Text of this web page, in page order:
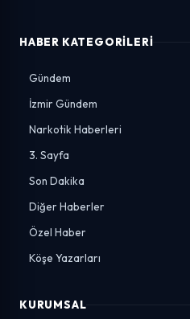
HABER KATEGORILERI
Gündem
İzmir Gündem
Narkotik Haberleri
3. Sayfa
Son Dakika
Diğer Haberler
Özel Haber
Köşe Yazarları
KURUMSAL